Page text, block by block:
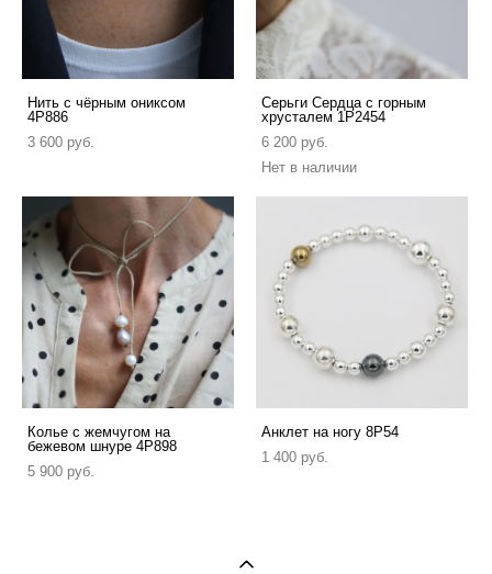
Нить с чёрным ониксом
4P886
3 600 pуб.
Серьги Сердца с горным
хрусталем 1P2454
6 200 pуб.
Нет в наличии
Колье с жемчугом на
бежевом шнуре 4P898
5 900 pуб.
Анклет на ногу 8P54
1 400 pуб.